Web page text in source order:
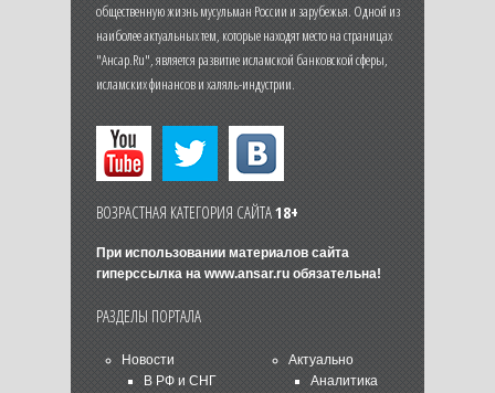
общественную жизнь мусульман России и зарубежья. Одной из
наиболее актуальных тем, которые находят место на страницах
"Ансар.Ru", является развитие исламской банковской сферы,
исламских финансов и халяль-индустрии.
ВОЗРАСТНАЯ КАТЕГОРИЯ САЙТА18+
При использовании материалов сайта
гиперссылка на www.ansar.ruобязательна!
РАЗДЕЛЫ ПОРТАЛА
Новости
В РФ и СНГ
Актуально
Аналитика